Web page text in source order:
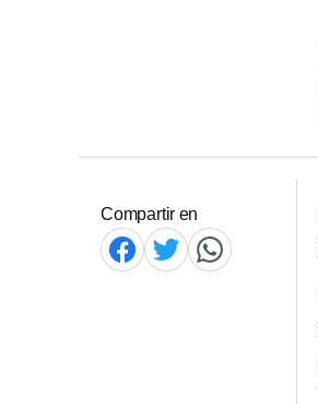
Compartir en